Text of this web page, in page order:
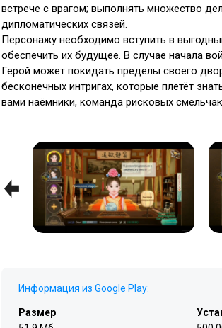
встрече с врагом; выполнять множество
дипломатических связей.
Персонажу необходимо вступить в
обеспечить их будущее. В случае начала
Герой может покидать пределы своего
бесконечных интригах, которые плетёт
вами наёмники, команда рисковых
Previous
Информация из Google Play:
Размер